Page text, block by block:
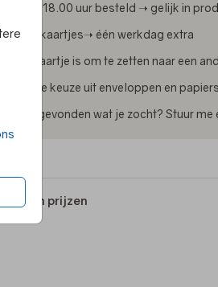
Voor 18.00 uur besteld ➝ gelijk in
Foliekaartjes➝ één werkdag extra
Elk kaartje is om te zetten naar een
Ruime keuze uit enveloppen en
Niet gevonden wat je zocht? Stuur me
en prijzen